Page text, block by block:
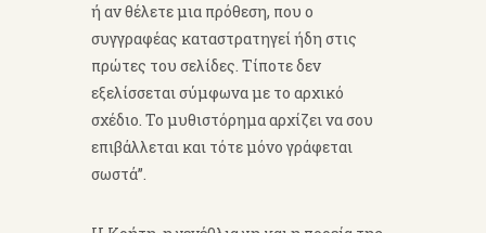
ή αν θέλετε μια πρόθεση, που ο
συγγραφέας καταστρατηγεί ήδη στις
πρώτες του σελίδες. Τίποτε δεν
εξελίσσεται σύμφωνα με το αρχικό
σχέδιο. Το μυθιστόρημα αρχίζει να σου
επιβάλλεται και τότε μόνο γράφεται
σωστά”.